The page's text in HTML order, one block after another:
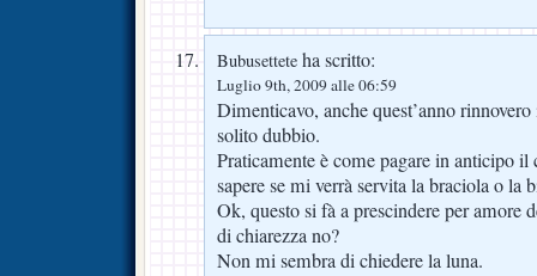
Bubusettete ha scritto:
Luglio 9th, 2009 alle 06:59
Dimenticavo, anche quest’anno
solito dubbio.
Praticamente è come pagare in anticipo il
sapere se mi verrà servita la braciola o la
Ok, questo si fà a prescindere per amore
di chiarezza no?
Non mi sembra di chiedere la luna.